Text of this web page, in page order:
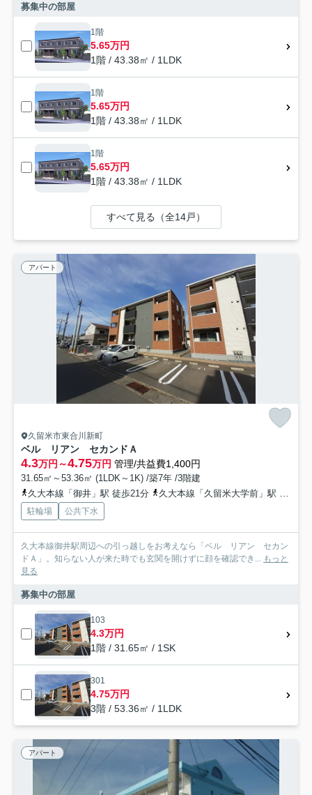
募集中の部屋
1階
5.65万円
1階 / 43.38㎡ / 1LDK
1階
5.65万円
1階 / 43.38㎡ / 1LDK
1階
5.65万円
1階 / 43.38㎡ / 1LDK
すべて見る（全14戸）
アパート
久留米市東合川新町
ベル リアン セカンドＡ
4.3万円～4.75万円 管理/共益費1,400円
31.65㎡～53.36㎡ (1LDK～1K) /築7年 /3階建
久大本線「御井」駅 徒歩21分
久大本線「久留米大学前」駅 徒歩31分
駐輪場 公共下水
久大本線御井駅周辺への引っ越しをお考えなら「ベル リアン セカン
ドＡ」。知らない人が来た時でも玄関を開けずに顔を確認でき...
もっと
見る
募集中の部屋
103
4.3万円
1階 / 31.65㎡ / 1SK
301
4.75万円
3階 / 53.36㎡ / 1LDK
アパート